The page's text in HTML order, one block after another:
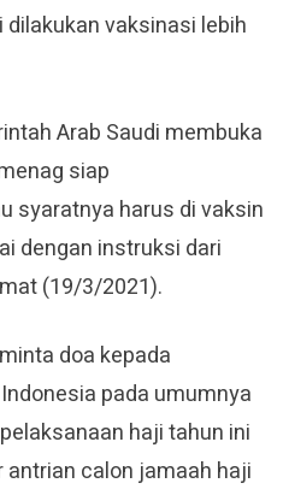
vaksinasi lebih
Arab Saudi membuka
siap
syaratnya harus di vaksin
dengan instruksi dari
(19/3/2021).
doa kepada
pada umumnya
haji tahun ini
antrian calon jamaah haji